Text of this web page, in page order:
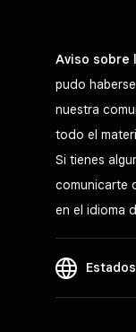
Aviso sobre
pudo
nuestra
todo el
Si tienes
comunicarte
en el idioma